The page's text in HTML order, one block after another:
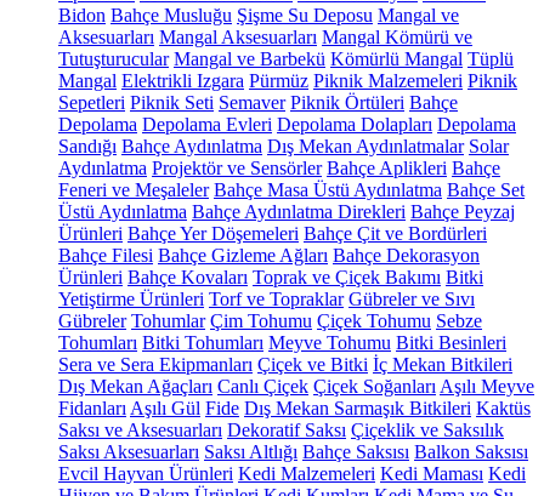
Bidon Bahçe Musluğu Şişme Su Deposu Mangal ve
Aksesuarları Mangal Aksesuarları Mangal Kömürü ve
Tutuşturucular Mangal ve Barbekü Kömürlü Mangal Tüplü
Mangal Elektrikli Izgara Pürmüz Piknik Malzemeleri Piknik
Sepetleri Piknik Seti Semaver Piknik Örtüleri Bahçe
Depolama Depolama Evleri Depolama Dolapları Depolama
Sandığı Bahçe Aydınlatma Dış Mekan Aydınlatmalar Solar
Aydınlatma Projektör ve Sensörler Bahçe Aplikleri Bahçe
Feneri ve Meşaleler Bahçe Masa Üstü Aydınlatma Bahçe Set
Üstü Aydınlatma Bahçe Aydınlatma Direkleri Bahçe Peyzaj
Ürünleri Bahçe Yer Döşemeleri Bahçe Çit ve Bordürleri
Bahçe Filesi Bahçe Gizleme Ağları Bahçe Dekorasyon
Ürünleri Bahçe Kovaları Toprak ve Çiçek Bakımı Bitki
Yetiştirme Ürünleri Torf ve Topraklar Gübreler ve Sıvı
Gübreler Tohumlar Çim Tohumu Çiçek Tohumu Sebze
Tohumları Bitki Tohumları Meyve Tohumu Bitki Besinleri
Sera ve Sera Ekipmanları Çiçek ve Bitki İç Mekan Bitkileri
Dış Mekan Ağaçları Canlı Çiçek Çiçek Soğanları Aşılı Meyve
Fidanları Aşılı Gül Fide Dış Mekan Sarmaşık Bitkileri Kaktüs
Saksı ve Aksesuarları Dekoratif Saksı Çiçeklik ve Saksılık
Saksı Aksesuarları Saksı Altlığı Bahçe Saksısı Balkon Saksısı
Evcil Hayvan Ürünleri Kedi Malzemeleri Kedi Maması Kedi